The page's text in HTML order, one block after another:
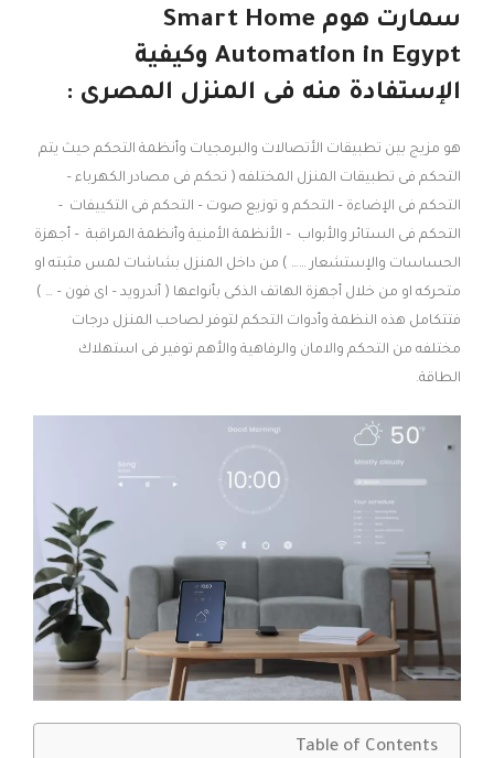
سمارت هوم Smart Home
Automation in Egypt وكيفية
الإستفادة منه فى المنزل المصرى :
هو مزيج بين تطبيقات الأتصالات والبرمجيات وأنظمة التحكم حيث يتم
التحكم فى تطبيقات المنزل المختلفه ( تحكم فى مصادر الكهرباء –
التحكم فى الإضاءة – التحكم و توزيع صوت – التحكم فى التكييفات -
التحكم فى الستائر والأبواب – الأنظمة الأمنية وأنظمة المراقبة – أجهزة
الحساسات والإستشعار …… ) من داخل المنزل بشاشات لمس مثبته او
متحركه او من خلال أجهزة الهاتف الذكى بأنواعها ( أندرويد – اى فون – … )
فتتكامل هذه النظمة وأدوات التحكم لتوفر لصاحب المنزل درجات
مختلفه من التحكم والامان والرفاهية والأهم توفير فى استهلاك
الطاقة.
Table of Contents